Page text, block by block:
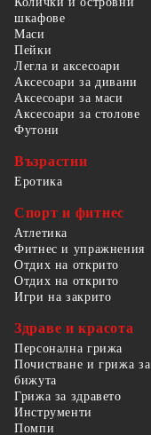
шкафове
Маси
Пейки
Легла и аксесоари
Аксесоари за дивани
Аксесоари за маси
Аксесоари за столове
Футони
Възрастни
Еротика
Спорт и фитнес
Атлетика
Фитнес и упражнения
Отдих на открито
Отдих на открито
Игри на закрито
Здраве и красота
Персонална грижа
Почистване и грижа за
бижута
Грижа за здравето
Инструменти
Помпи